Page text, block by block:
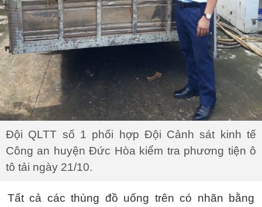
Đội QLTT số 1 phối hợp Đội Cảnh sát kinh tế
Công an huyện Đức Hòa kiểm tra phương tiện ô
tô tải ngày 21/10.
Tất cả các thùng đồ uống trên có nhãn bằng